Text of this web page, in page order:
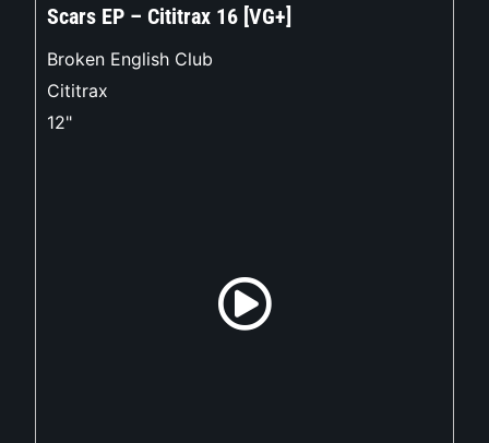
Scars EP – Cititrax 16 [VG+]
Broken English Club
Cititrax
12"